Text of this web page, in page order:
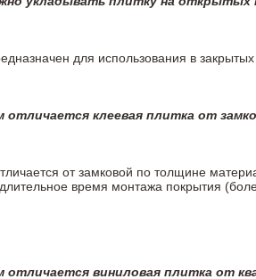
для использования в
отличается клеевая плитка от
от замковой по толщине
время монтажа покрытия
отличается виниловая плитка от